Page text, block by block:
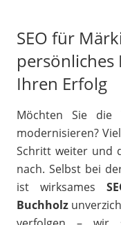
SEO für
persönliches
Ihren Erfolg
Möchten Sie die
modernisieren?
Schritt weiter und
nach. Selbst bei
ist wirksames
Buchholz